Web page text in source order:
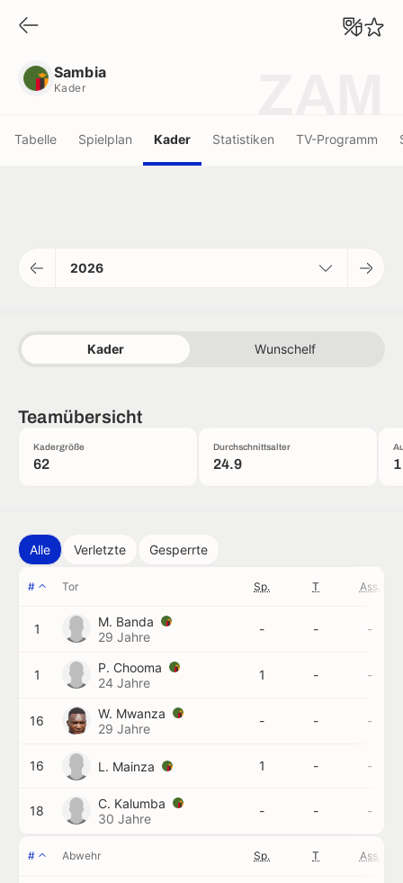
Sambia
Kader
Tabelle Spielplan Kader Statistiken TV-Programm
2026
Kader Wunschelf
Teamübersicht
Kadergröße
62
Durchschnittsalter
24.9
Alle Verletzte Gesperrte
# Tor Sp. T Ass.
1
M. Banda
29 Jahre
- - -
1
P. Chooma
24 Jahre
1 - -
16
W. Mwanza
29 Jahre
- - -
16 L. Mainza 1 - -
18
C. Kalumba
30 Jahre
- - -
# Abwehr Sp. T Ass.